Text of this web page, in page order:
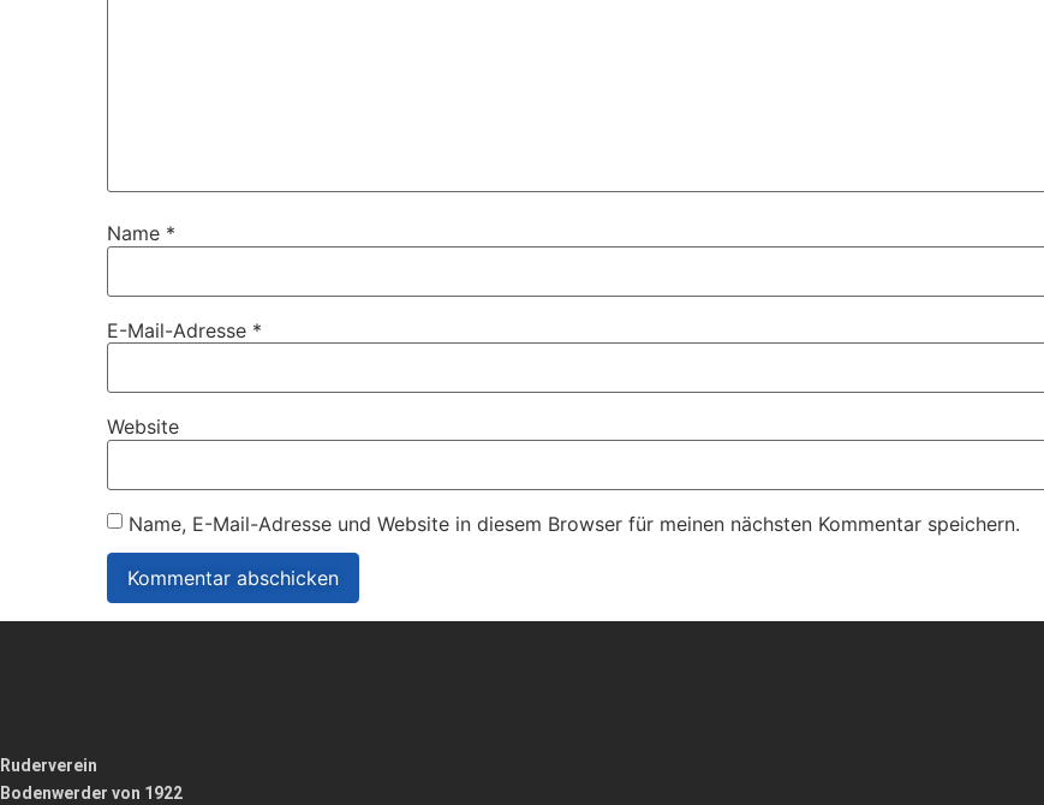
Name *
E-Mail-Adresse *
Website
Name, E-Mail-Adresse und Website in diesem Browser für meinen nächsten Kommentar speichern.
Ruderverein
Bodenwerder von 1922